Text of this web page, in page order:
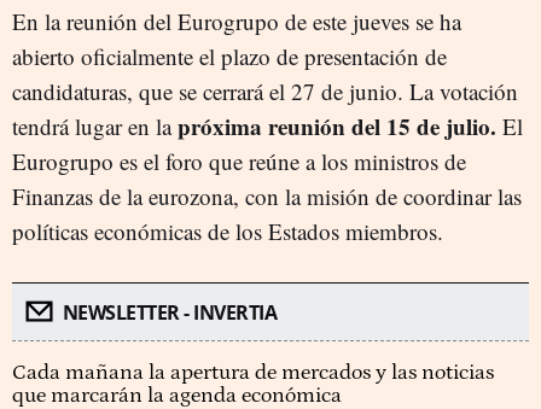
En la reunión del Eurogrupo de este jueves se ha
abierto oficialmente el plazo de presentación de
candidaturas, que se cerrará el 27 de junio. La votación
tendrá lugar en lapróxima reunión del 15 de julio. El
Eurogrupo es el foro que reúne a los ministros de
Finanzas de la eurozona, con la misión de coordinar las
políticas económicas de los Estados miembros.
NEWSLETTER - INVERTIA
Cada mañana la apertura de mercados y las noticias
que marcarán la agenda económica